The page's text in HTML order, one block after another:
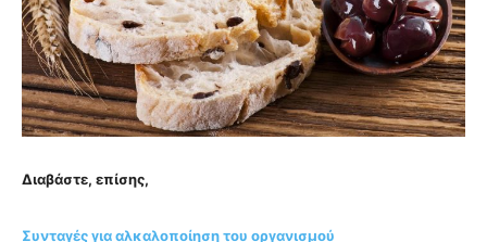
Διαβάστε, επίσης,
Συνταγές για αλκαλοποίηση του οργανισμού